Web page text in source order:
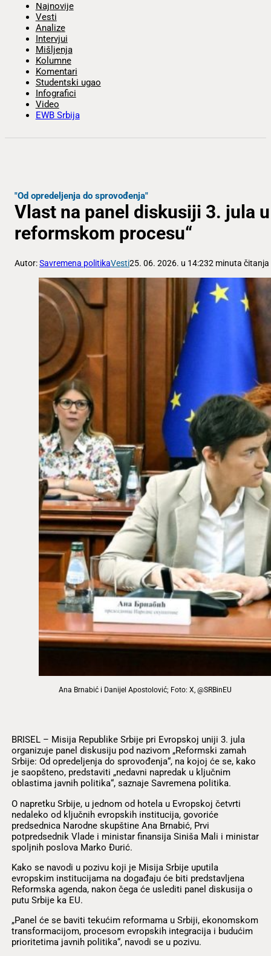
Najnovije
Vesti
Analize
Intervjui
Mišljenja
Kolumne
Komentari
Studentski ugao
Infografici
Video
EWB Srbija
"Od opredeljenja do sprovođenja"
Vlast na panel diskusiji 3. jula
reformskom procesu“
Autor:Savremena politikaVesti25. 06. 2026. u 14:232 minuta čitanja
Ana Brnabić i Danijel Apostolović; Foto: X, @SRBinEU
BRISEL – Misija Republike Srbije pri Evropskoj uniji 3. jula
organizuje panel diskusiju pod nazivom „Reformski zamah
Srbije: Od opredeljenja do sprovođenja“, na kojoj će se, kako
je saopšteno, predstaviti „nedavni napredak u ključnim
oblastima javnih politika“, saznaje Savremena politika.
O napretku Srbije, u jednom od hotela u Evropskoj četvrti
nedaleko od ključnih evropskih institucija, govoriće
predsednica Narodne skupštine Ana Brnabić, Prvi
potpredsednik Vlade i ministar finansija Siniša Mali i ministar
spoljnih poslova Marko Đurić.
Kako se navodi u pozivu koji je Misija Srbije uputila
evropskim institucijama na događaju će biti predstavljena
Reformska agenda, nakon čega će uslediti panel diskusija o
putu Srbije ka EU.
„Panel će se baviti tekućim reformama u Srbiji, ekonomskom
transformacijom, procesom evropskih integracija i budućim
prioritetima javnih politika“, navodi se u pozivu.